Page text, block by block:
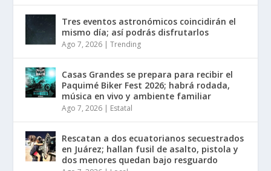
Tres eventos astronómicos coincidirán el
mismo día; así podrás disfrutarlos
Ago 7, 2026 |Trending
Casas Grandes se prepara para recibir el
Paquimé Biker Fest 2026; habrá rodada,
música en vivo y ambiente familiar
Ago 7, 2026 | Estatal
Rescatan a dos ecuatorianos secuestrados
en Juárez; hallan fusil de asalto, pistola y
dos menores quedan bajo resguardo